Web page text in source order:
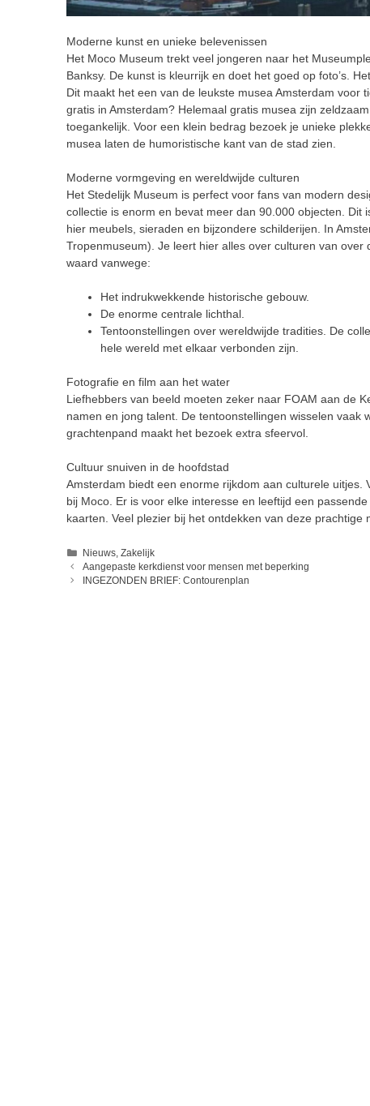
Moderne kunst en unieke belevenissen
Het Moco Museum trekt veel jongeren naar het
Banksy. De kunst is kleurrijk en doet het goed op foto’s.
Dit maakt het een van de leukste musea Amsterdam voor
gratis in Amsterdam? Helemaal gratis musea zijn
toegankelijk. Voor een klein bedrag bezoek je unieke
musea laten de humoristische kant van de stad zien.
Moderne vormgeving en wereldwijde culturen
Het Stedelijk Museum is perfect voor fans van modern
collectie is enorm en bevat meer dan 90.000 objecten.
hier meubels, sieraden en bijzondere schilderijen. In
Tropenmuseum). Je leert hier alles over culturen van
waard vanwege:
Het indrukwekkende historische gebouw.
De enorme centrale lichthal.
Tentoonstellingen over wereldwijde tradities. De
hele wereld met elkaar verbonden zijn.
Fotografie en film aan het water
Liefhebbers van beeld moeten zeker naar FOAM aan de
namen en jong talent. De tentoonstellingen wisselen vaak
grachtenpand maakt het bezoek extra sfeervol.
Cultuur snuiven in de hoofdstad
Amsterdam biedt een enorme rijkdom aan culturele
bij Moco. Er is voor elke interesse en leeftijd een
kaarten. Veel plezier bij het ontdekken van deze prachtige
Categorieën
Nieuws,Zakelijk
Aangepaste kerkdienst voor mensen met beperking
INGEZONDEN BRIEF: Contourenplan